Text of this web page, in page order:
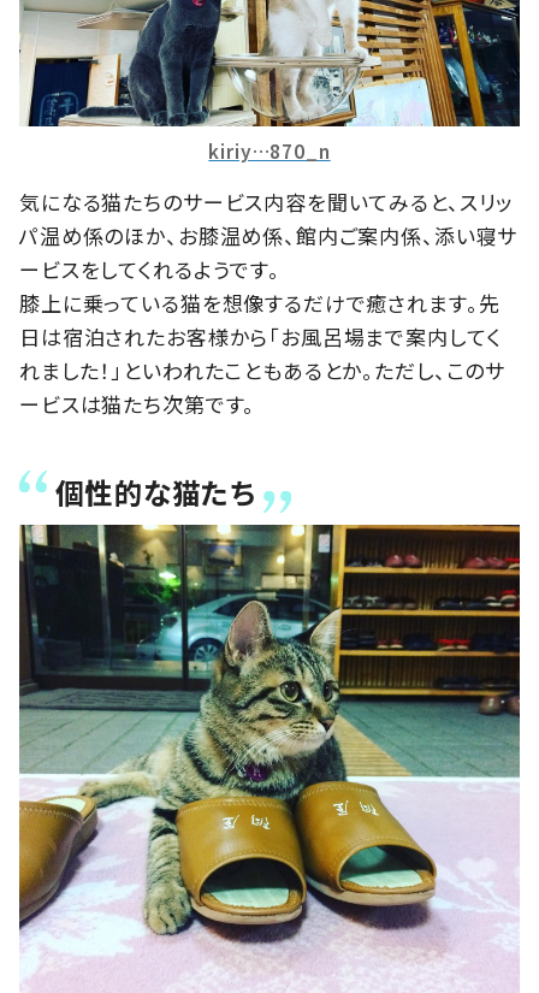
kiriy…870_n
気になる猫たちのサービス内容を聞いてみると、スリッ
パ温め係のほか、お膝温め係、館内ご案内係、添い寝サ
ービスをしてくれるようです。
膝上に乗っている猫を想像するだけで癒されます。先
日は宿泊されたお客様から「お風呂場まで案内してく
れました！」といわれたこともあるとか。ただし、このサ
ービスは猫たち次第です。
個性的な猫たち